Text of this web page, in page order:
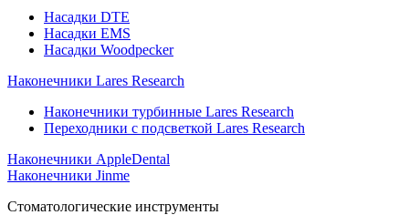
Насадки DTE
Насадки EMS
Насадки Woodpecker
Наконечники Lares Research
Наконечники турбинные Lares Research
Переходники с подсветкой Lares Research
Наконечники AppleDental
Наконечники Jinme
Стоматологические инструменты